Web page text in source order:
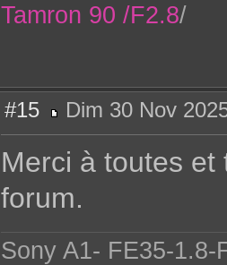
Tamron 90 /F2.8/
#15
e
Dim 30 Nov
Merci à toutes
forum.
Sony A1- FE35-